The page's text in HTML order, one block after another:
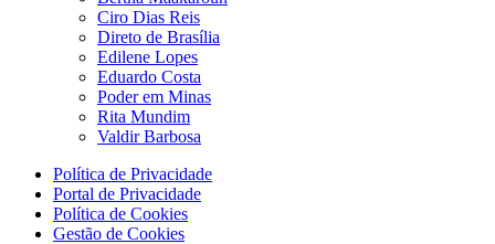
Ciro Dias Reis
Direto de Brasília
Edilene Lopes
Eduardo Costa
Poder em Minas
Rita Mundim
Valdir Barbosa
Política de Privacidade
Portal de Privacidade
Política de Cookies
Gestão de Cookies